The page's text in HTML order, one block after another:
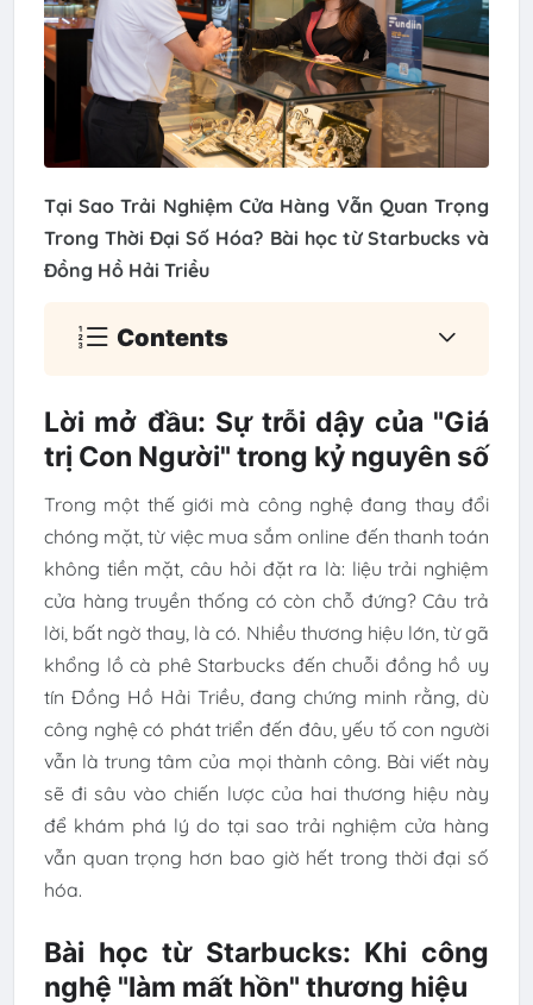
Tại Sao Trải Nghiệm Cửa Hàng Vẫn Quan Trọng
Trong Thời Đại Số Hóa? Bài học từ Starbucks và
Đồng Hồ Hải Triều
Contents
Lời mở đầu: Sự trỗi dậy của "Giá
trị Con Người" trong kỷ nguyên số
Trong một thế giới mà công nghệ đang thay đổi
chóng mặt, từ việc mua sắm online đến thanh toán
không tiền mặt, câu hỏi đặt ra là: liệu trải nghiệm
cửa hàng truyền thống có còn chỗ đứng? Câu trả
lời, bất ngờ thay, là có. Nhiều thương hiệu lớn, từ gã
khổng lồ cà phê Starbucks đến chuỗi đồng hồ uy
tín Đồng Hồ Hải Triều, đang chứng minh rằng, dù
công nghệ có phát triển đến đâu, yếu tố con người
vẫn là trung tâm của mọi thành công. Bài viết này
sẽ đi sâu vào chiến lược của hai thương hiệu này
để khám phá lý do tại sao trải nghiệm cửa hàng
vẫn quan trọng hơn bao giờ hết trong thời đại số
hóa.
Bài học từ Starbucks: Khi công
nghệ "làm mất hồn" thương hiệu